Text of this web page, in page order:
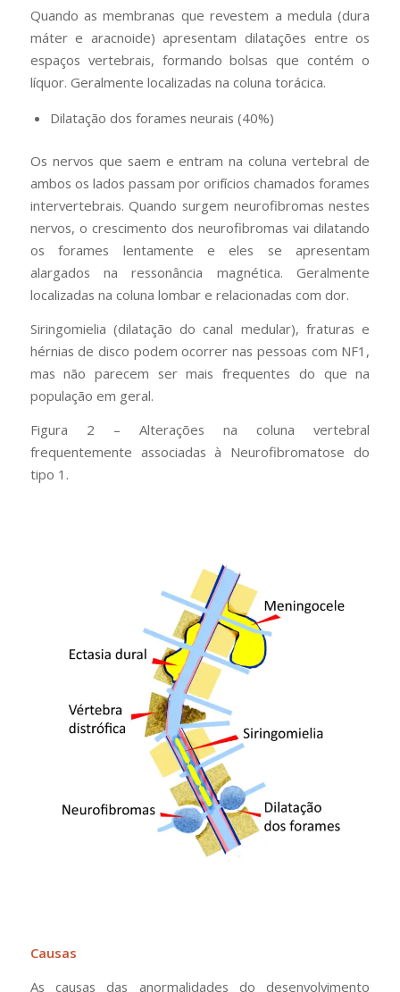
Quando as membranas que revestem a medula (dura
máter e aracnoide) apresentam dilatações entre os
espaços vertebrais, formando bolsas que contém o
líquor. Geralmente localizadas na coluna torácica.
Dilatação dos forames neurais (40%)
Os nervos que saem e entram na coluna vertebral de
ambos os lados passam por orifícios chamados forames
intervertebrais. Quando surgem neurofibromas nestes
nervos, o crescimento dos neurofibromas vai dilatando
os forames lentamente e eles se apresentam
alargados na ressonância magnética. Geralmente
localizadas na coluna lombar e relacionadas com dor.
Siringomielia (dilatação do canal medular), fraturas e
hérnias de disco podem ocorrer nas pessoas com NF1,
mas não parecem ser mais frequentes do que na
população em geral.
Figura 2 – Alterações na coluna vertebral
frequentemente associadas à Neurofibromatose do
tipo 1.
Causas
As causas das anormalidades do desenvolvimento